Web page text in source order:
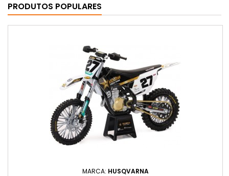
PRODUTOS POPULARES
MARCA: HUSQVARNA